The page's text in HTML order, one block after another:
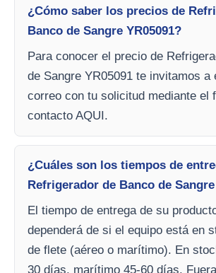
¿Cómo saber los precios de
Banco de Sangre YR05091?
Para conocer el precio de
de Sangre YR05091 te invitamos a
correo con tu solicitud mediante el
contacto AQUI.
¿Cuáles son los tiempos de
Refrigerador de Banco de Sangre
El tiempo de entrega de su
dependerá de si el equipo está en
de flete (aéreo o marítimo). En
30 días, marítimo 45-60 días.